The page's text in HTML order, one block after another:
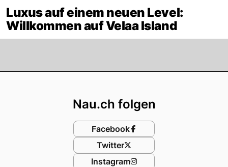
Luxus auf einem neuen Level:
Willkommen auf Velaa Island
Nau.ch folgen
Facebook
Twitter
Instagram